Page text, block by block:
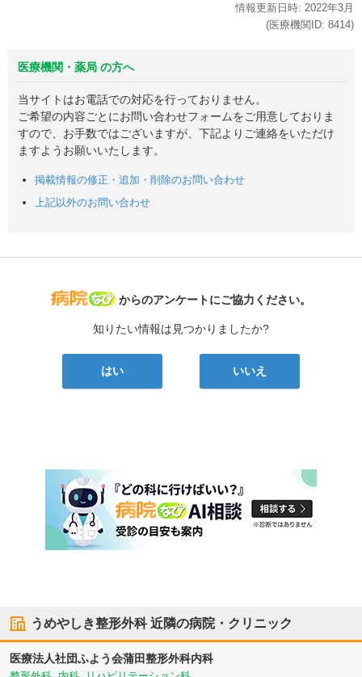
情報更新日時: 2022年3月
(医療機関ID: 8414)
医療機関・薬局 の方へ
当サイトはお電話での対応を行っておりません。
ご希望の内容ごとにお問い合わせフォームをご用意しておりま
すので、お手数ではございますが、下記よりご連絡をいただけ
ますようお願いいたします。
掲載情報の修正・追加・削除のお問い合わせ
上記以外のお問い合わせ
病院なび
からのアンケートにご協力ください。
知りたい情報は見つかりましたか?
はい いいえ
うめやしき整形外科近隣の病院・クリニック
医療法人社団ふよう会蒲田整形外科内科